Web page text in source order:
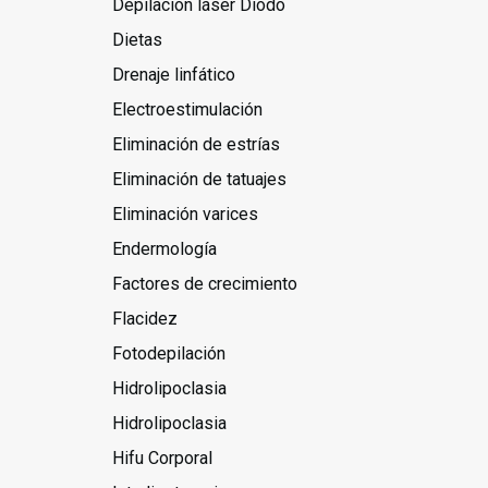
Depilación láser Diodo
Dietas
Drenaje linfático
Electroestimulación
Eliminación de estrías
Eliminación de tatuajes
Eliminación varices
Endermología
Factores de crecimiento
Flacidez
Fotodepilación
Hidrolipoclasia
Hidrolipoclasia
Hifu Corporal